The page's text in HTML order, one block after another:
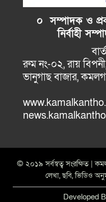
০ সম্পাদক ও
নির্বাহী
বার্তা ও
রুম নং-০২, রায়
ভানুগাছ
ওয়েব
© ২০১৯ সর্বস্বত্ব সংরক্ষিত |
লেখা, ছবি, ভিডিও
Developed